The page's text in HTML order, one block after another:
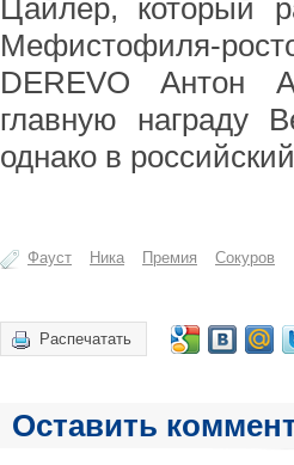
Цайлер, который
Мефистофиля-
DEREVO Антон
главную награду
однако в
Фауст Ника Премия Сокуров
Распечатать
Оставить